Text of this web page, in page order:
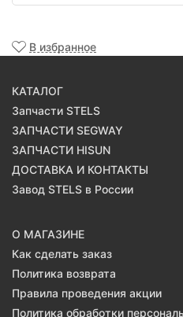
В избранное
КАТАЛОГ
Запчасти STELS
ЗАПЧАСТИ SEGWAY
ЗАПЧАСТИ HISUN
ДОСТАВКА И КОНТАКТЫ
Завод STELS в России
О МАГАЗИНЕ
Как сделать заказ
Политика возврата
Правила проведения акции
Политика обработки